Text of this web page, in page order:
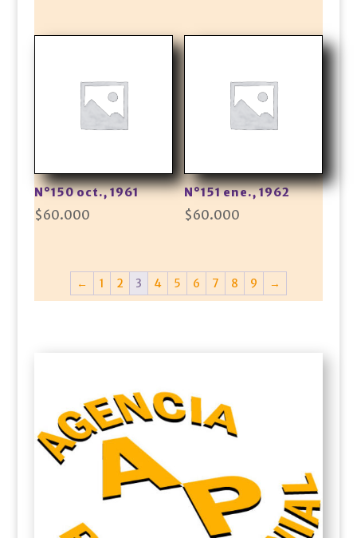
N°150 oct., 1961
$60.000
N°151 ene., 1962
$60.000
← 1 2 3 4 5 6 7 8 9 →